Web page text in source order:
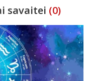
savaitei (0)